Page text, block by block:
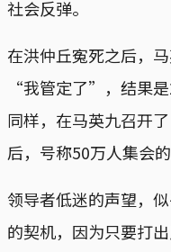
社会反弹。
在洪仲丘寃死之后，
“我管定了”，结果是
同样，在马英九召开
后，号称50万人集会
领导者低迷的声望，
的契机，因为只要打